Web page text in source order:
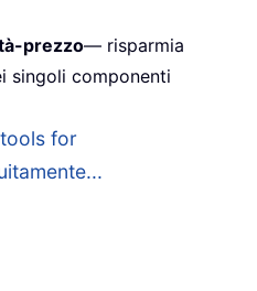
prezzo— risparmia
singoli componenti
for